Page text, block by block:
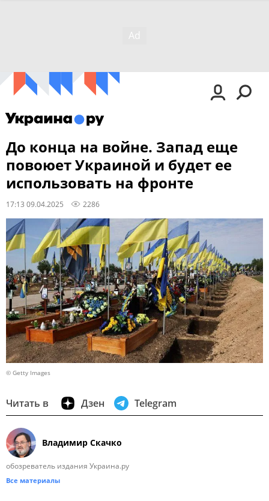
До конца на войне. Запад еще
повоюет Украиной и будет ее
использовать на фронте
17:13 09.04.2025 2286
© Getty Images
Читать в Дзен Telegram
Владимир Скачко
обозреватель издания Украина.ру
Все материалы